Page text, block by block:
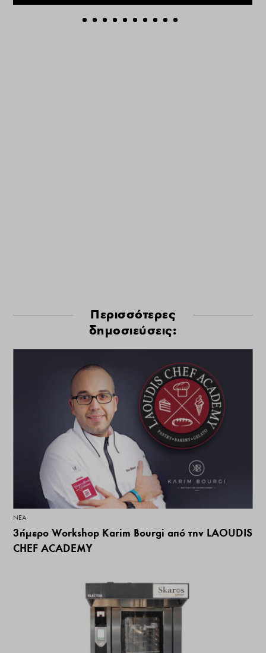
Περισσότερες
δημοσιεύσεις:
ΝΕΑ
3ήμερο Workshop Karim Bourgi από την LAOUDIS
CHEF ACADEMY